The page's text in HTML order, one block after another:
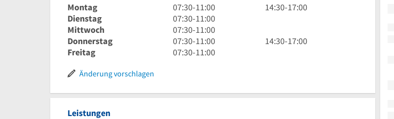
Montag
7
Uhr
30
bis
11
07:30-11:00
14
bis
14:30-17:00
Dienstag
7
Uhr
30
bis
07:30-11:00
Mittwoch
7
Uhr
30
07:30-11:00
Donnerstag
7
Uhr
Uhr
07:30-11:00
14
Uhr
14:30-17:00
Freitag
7
11
07:30-11:00
Änderung vorschlagen
Leistungen